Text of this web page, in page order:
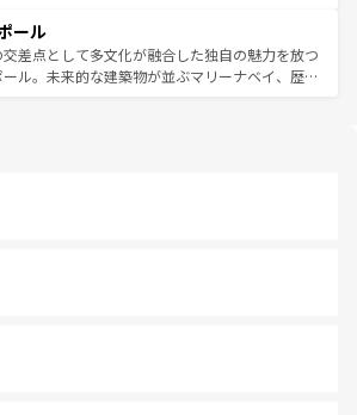
しい。
候は一年中温暖で、どの季節にも異なる楽しみ
いる。親しみやすいタイの人々、仏教を中心とし
して多様な観光資源が、訪れる旅人を魅了し続
訪れても感動するはず。観光スポットが密集し
効率よく見どころを回れるのも魅力。息をのむよ
ら文化的な体験まで、香港を存分に楽しみ尽く
ール
交差点として多文化が融合した独自の魅力を放つ
ル。未来的な建築物が並ぶマリーナベイ、歴史
ーズは地元の風情を楽しめる外せないスポット